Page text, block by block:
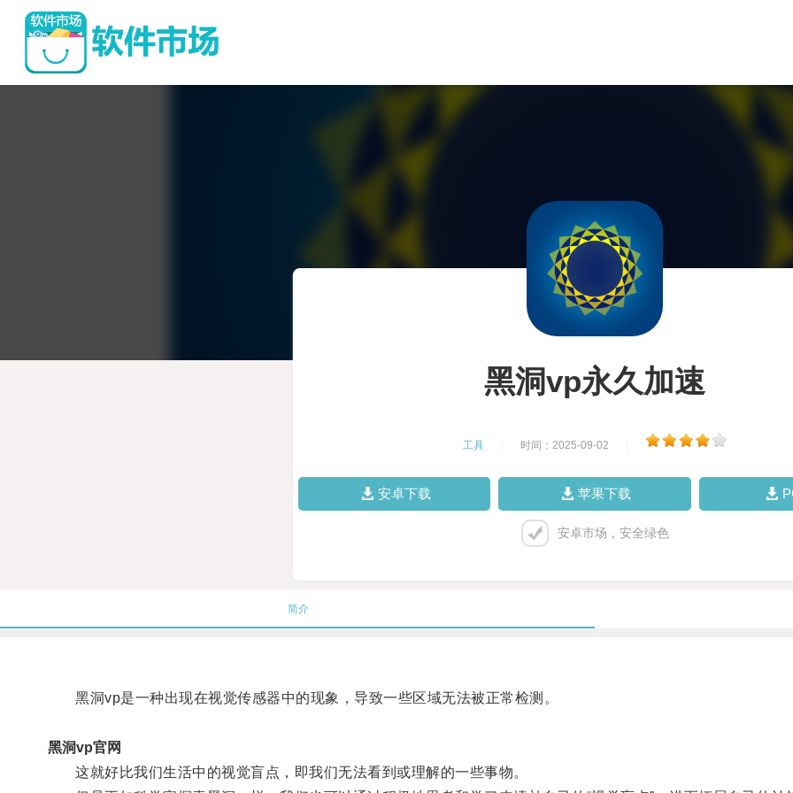
黑洞vp永久加速
工具 时间：2025-09-02
安卓下载 苹果下载
安卓市场，安全绿色
简介
黑洞vp是一种出现在视觉传感器中的现象，导致一些区域无法被正常检测。
黑洞vp官网
这就好比我们生活中的视觉盲点，即我们无法看到或理解的一些事物。